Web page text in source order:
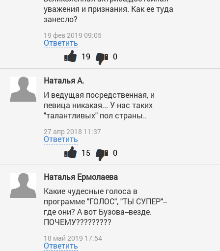
уважения и признания. Как ее туда
занесло?
19 фев 2019 09:05
Ответить
0
19
Наталья А.
И ведущая посредственная, и
певица никакая... У нас таких
"талантливых" пол страны..
27 апр 2018 11:37
Ответить
0
15
Наталья Ермолаева
Какие чудесные голоса в
программе "ГОЛОС", "ТЫ СУПЕР"--
где они? А вот Бузова--везде.
ПОЧЕМУ?????????
18 май 2019 17:54
Ответить